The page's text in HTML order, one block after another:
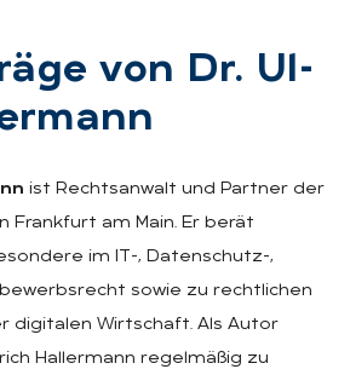
von Dr. Ul­
ist Rechtsanwalt und Partner der
Frankfurt am Main. Er berät
im IT-, Datenschutz-,
sowie zu rechtlichen
digitalen Wirtschaft. Als Autor
Hallermann regelmäßig zu